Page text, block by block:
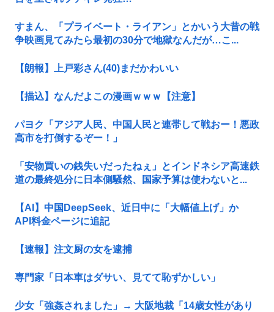
すまん、「プライベート・ライアン」とかいう大昔の戦
争映画見てみたら最初の30分で地獄なんだが…こ...
【朗報】上戸彩さん(40)まだかわいい
【描込】なんだよこの漫画ｗｗｗ【注意】
パヨク「アジア人民、中国人民と連帯して戦おー！悪政
高市を打倒するぞー！」
「安物買いの銭失いだったねぇ」とインドネシア高速鉄
道の最終処分に日本側騒然、国家予算は使わないと...
【AI】中国DeepSeek、近日中に「大幅値上げ」か
API料金ページに追記
【速報】注文厨の女を逮捕
専門家「日本車はダサい、見てて恥ずかしい」
少女「強姦されました」→ 大阪地裁「14歳女性があり